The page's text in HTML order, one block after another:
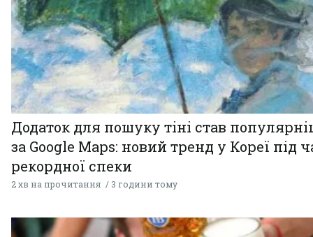
Додаток для пошуку тіні став
за Google Maps: новий тренд у Кореї під
рекордної спеки
2 хв на прочитання 3 години тому